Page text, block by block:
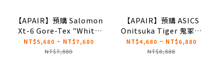
【APAIR】預購 Salomon
Xt-6 Gore-Tex "White
Silver" 白銀 機能鞋 抽繩
L47581100
NT$5,680 ~ NT$7,680
NT$7,880
【APAIR】預購 ASICS
Onitsuka Tiger 鬼冢虎
Tokuten 淺灰麂皮 膠底 情
侶款 1183C431-020
NT$4,680 ~ NT$6,880
NT$8,888